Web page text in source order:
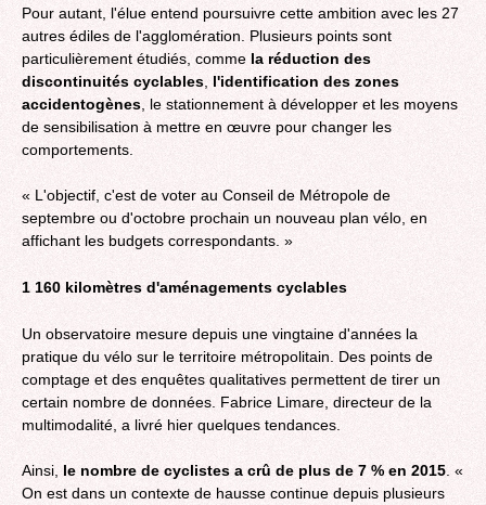
Pour autant, l'élue entend poursuivre cette ambition avec les 27
autres édiles de l'agglomération. Plusieurs points sont
particulièrement étudiés, comme la réduction des
discontinuités cyclables l'identification des zones
accidentogènes , le stationnement à développer et les moyens
de sensibilisation à mettre en œuvre pour changer les
comportements.
« L'objectif, c'est de voter au Conseil de Métropole de
septembre ou d'octobre prochain un nouveau plan vélo, en
affichant les budgets correspondants. »
1 160 kilomètres d'aménagements cyclables
Un observatoire mesure depuis une vingtaine d'années la
pratique du vélo sur le territoire métropolitain. Des points de
comptage et des enquêtes qualitatives permettent de tirer un
certain nombre de données. Fabrice Limare, directeur de la
multimodalité, a livré hier quelques tendances.
Ainsi, le nombre de cyclistes a crû de plus de 7 % en 2015 . «
On est dans un contexte de hausse continue depuis plusieurs